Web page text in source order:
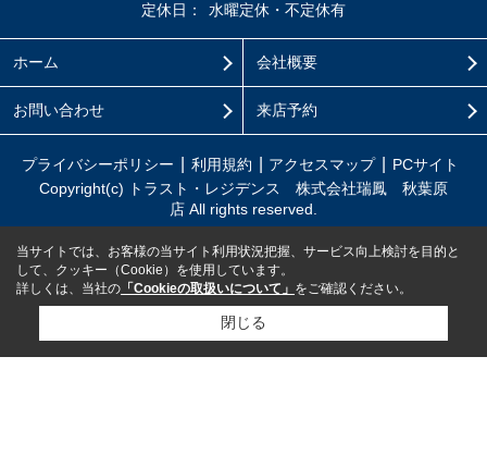
定休日：
水曜定休・不定休有
ホーム 会社概要
お問い合わせ 来店予約
プライバシーポリシー 利用規約 アクセスマップ
PCサイト
Copyright(c) トラスト・レジデンス 株式会社瑞鳳 秋葉原
店 All rights reserved.
当サイトでは、お客様の当サイト利用状況把握、サービス向上検討を目的と
して、クッキー（Cookie）を使用しています。
詳しくは、当社の 「Cookieの取扱いについて」 をご確認ください。
閉じる